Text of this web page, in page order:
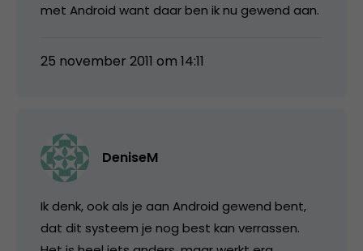
met Android want daar ben ik nu gewend aan.
25 november 2011 om 14:11
DeniseM
Ik denk, ook als je aan Android gewend bent,
dat dit systeem je nog best kan verrassen.